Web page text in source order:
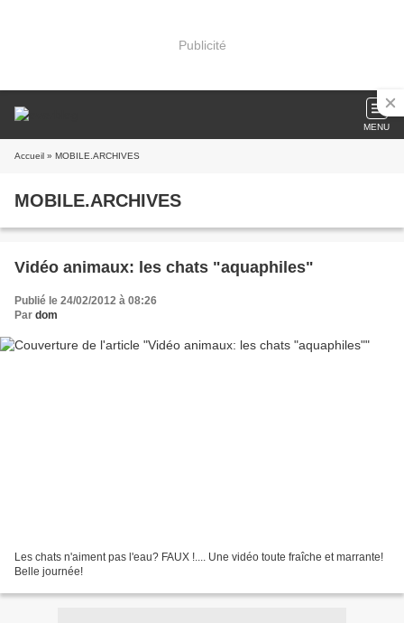
Publicité
MENU
Accueil » MOBILE.ARCHIVES
MOBILE.ARCHIVES
Vidéo animaux: les chats "aquaphiles"
Publié le 24/02/2012 à 08:26
Par dom
Les chats n'aiment pas l'eau? FAUX !.... Une vidéo toute fraîche et marrante!
Belle journée!